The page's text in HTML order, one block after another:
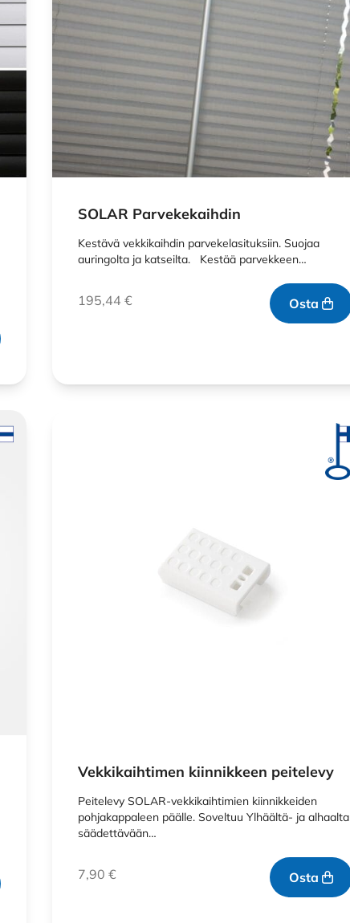
SOLAR Parvekekaihdin
Kestävä vekkikaihdin parvekelasituksiin. Suojaa
auringolta ja katseilta. Kestää parvekkeen…
195,44€ Osta
Vekkikaihtimen kiinnikkeen peitelevy
Peitelevy SOLAR-vekkikaihtimien kiinnikkeiden
pohjakappaleen päälle. Soveltuu Ylhäältä- ja alhaalta
säädettävään…
7,90€ Osta